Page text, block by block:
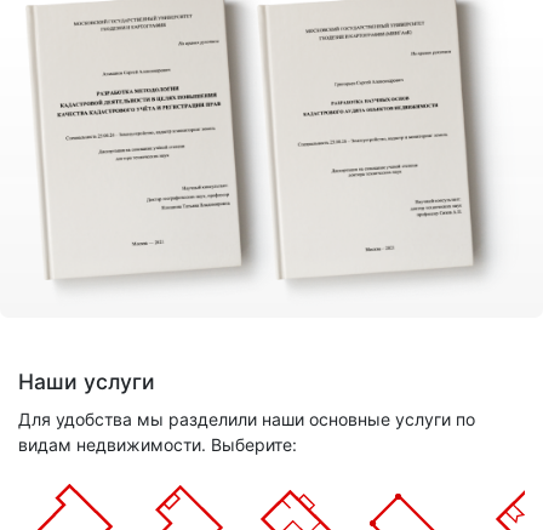
Наши услуги
Для удобства мы разделили наши основные услуги по
видам недвижимости. Выберите: